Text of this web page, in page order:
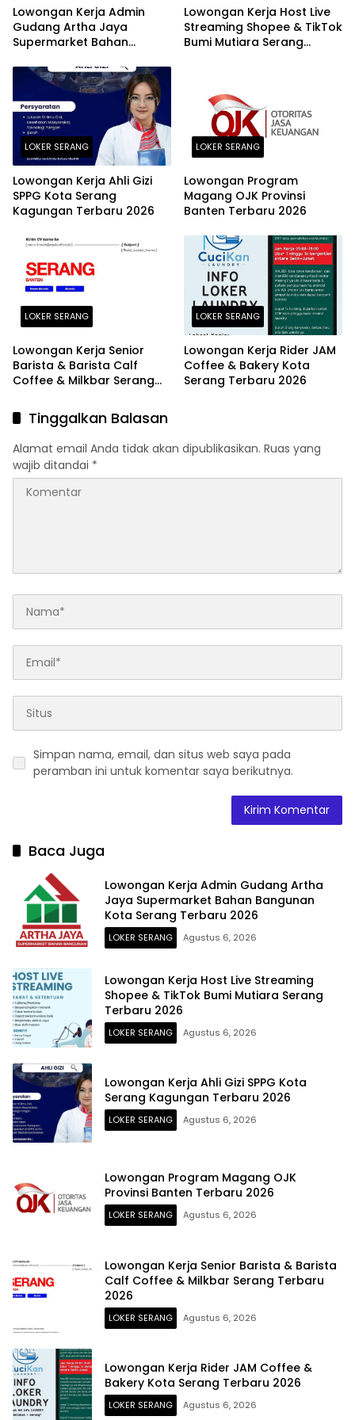
Lowongan Kerja Admin
Gudang Artha Jaya
Supermarket Bahan
Terbaru 2026
Lowongan Kerja Host Live
Streaming Shopee & TikTok
Bumi Mutiara Serang
LOKER SERANG
Lowongan Kerja Ahli Gizi
SPPG Kota Serang
Kagungan Terbaru 2026
LOKER SERANG
Lowongan Program
Magang OJK Provinsi
Banten Terbaru 2026
LOKER SERANG
Lowongan Kerja Senior
Barista & Barista Calf
Coffee & Milkbar Serang
LOKER SERANG
Lowongan Kerja Rider JAM
Coffee & Bakery Kota
Serang Terbaru 2026
Tinggalkan Balasan
Alamat email Anda tidak akan dipublikasikan. Ruas yang
wajib ditandai *
Simpan nama, email, dan situs web saya pada
peramban ini untuk komentar saya berikutnya.
Baca Juga
Lowongan Kerja Admin Gudang Artha
Jaya Supermarket Bahan Bangunan
Kota Serang Terbaru 2026
LOKER SERANG Agustus 6, 2026
Lowongan Kerja Host Live Streaming
Shopee & TikTok Bumi Mutiara Serang
Terbaru 2026
LOKER SERANG Agustus 6, 2026
Lowongan Kerja Ahli Gizi SPPG Kota
Serang Kagungan Terbaru 2026
LOKER SERANG Agustus 6, 2026
Lowongan Program Magang OJK
Provinsi Banten Terbaru 2026
LOKER SERANG Agustus 6, 2026
Lowongan Kerja Senior Barista & Barista
Calf Coffee & Milkbar Serang Terbaru
2026
LOKER SERANG Agustus 6, 2026
Lowongan Kerja Rider JAM Coffee &
Bakery Kota Serang Terbaru 2026
LOKER SERANG Agustus 6, 2026